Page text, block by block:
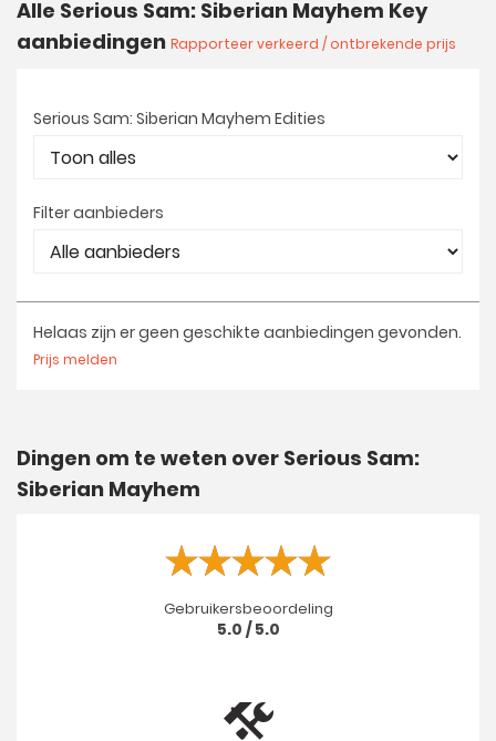
Alle Serious Sam: Siberian Mayhem Key
aanbiedingen Rapporteer verkeerd / ontbrekende prijs
Serious Sam: Siberian Mayhem Edities
Filter aanbieders
Helaas zijn er geen geschikte aanbiedingen gevonden.
Prijs melden
Dingen om te weten over Serious Sam:
Siberian Mayhem
Gebruikersbeoordeling
5.0 / 5.0